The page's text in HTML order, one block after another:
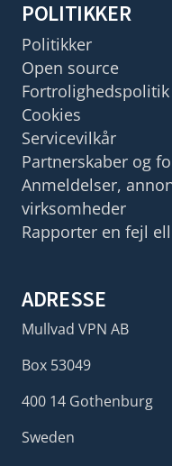
POLITIKKER
Politikker
Open source
Fortrolighedspolitik
Cookies
Servicevilkår
Partnerskaber og
Anmeldelser,
virksomheder
Rapporter en fejl
ADRESSE
Mullvad VPN AB
Box 53049
400 14 Gothenburg
Sweden